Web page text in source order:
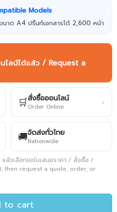
Models
าด A4 ปริ้นท์เอกสารได้ 2,600 หน้า
ไลน์ได้แล้ว / Request a
🛒สั่งซื้อออนไลน์
Order Online ›
🚚จัดส่งทั่วไทย
Nationwide
ล้วเลือกขอใบเสนอราคา / สั่งซื้อ /
then request a quote, order, or
to cart